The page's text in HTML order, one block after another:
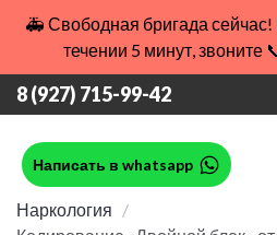
🚑 Свободная бригада
течении 5 минут, звоните
8 (927) 715-99-42
Написать в whatsapp
Наркология